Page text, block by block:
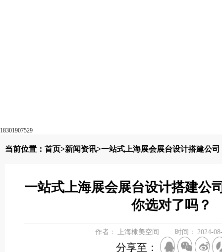
18301907529
当前位置： 首页>新闻资讯>一站式上海展会展台设计搭建公
一站式上海展会展台设计搭建公
你选对了吗？
作者： 上海棣美空间 时间： 2024-
分享至：